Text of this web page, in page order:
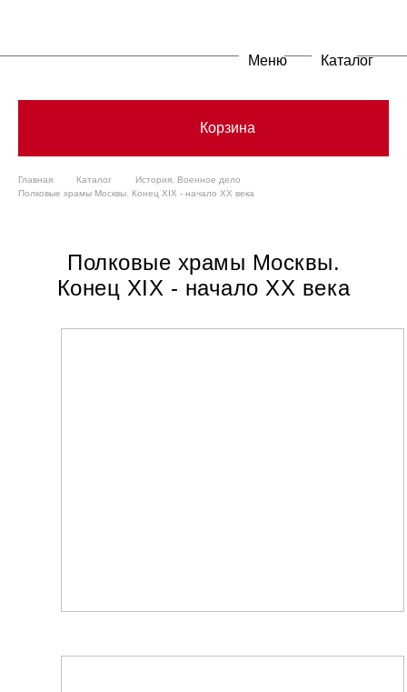
Меню Каталог
Корзина
Главная Каталог
История. Военное дело
Полковые храмы Москвы. Конец XIX - начало XX века
Полковые храмы Москвы.
Конец XIX - начало XX века